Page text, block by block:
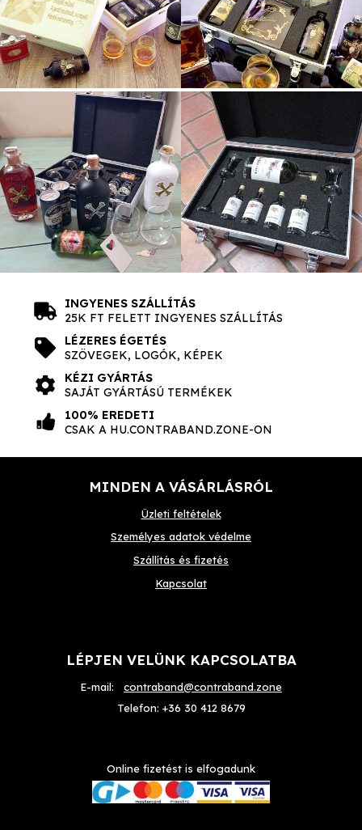
INGYENES SZÁLLÍTÁS
25K FT FELETT INGYENES SZÁLLÍTÁS
LÉZERES ÉGETÉS
SZÖVEGEK, LOGÓK, KÉPEK
KÉZI GYÁRTÁS
SAJÁT GYÁRTÁSÚ TERMÉKEK
100% EREDETI
CSAK A HU.CONTRABAND.ZONE-ON
MINDEN A VÁSÁRLÁSRÓL
Üzleti feltételek
Személyes adatok védelme
Szállítás és fizetés
Kapcsolat
LÉPJEN VELÜNK KAPCSOLATBA
E-mail: contraband@contraband.zone
Telefon: +36 30 412 8679
Online fizetést is elfogadunk